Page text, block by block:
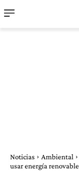
Noticias Ambiental
usar energía renovable